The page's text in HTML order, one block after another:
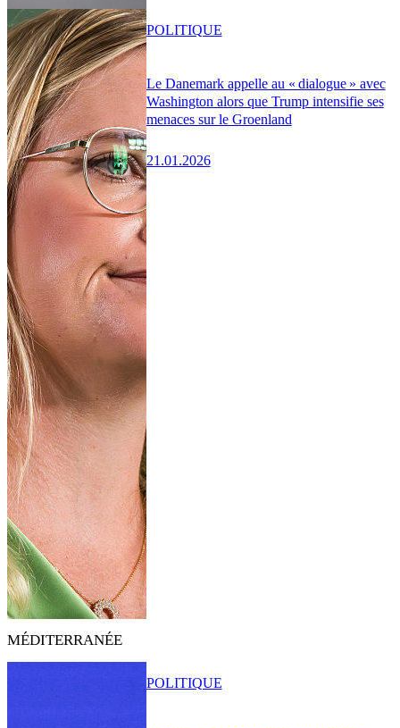
Le Danemark appelle au « dialogue » avec
Washington alors que Trump intensifie ses
menaces sur le Groenland
21.01.2026
POLITIQUE
MÉDITERRANÉE
POLITIQUE